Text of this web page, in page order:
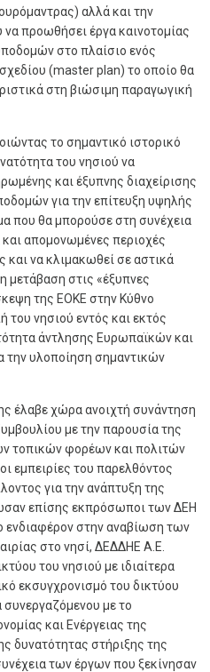
αλλά και την
προωθήσει έργα καινοτομίας
στο πλαίσιο ενός
(master plan) το οποίο θα
στη βιώσιμη παραγωγική
το σημαντικό ιστορικό
του νησιού να
και έξυπνης διαχείρισης
για την επίτευξη υψηλής
που θα μπορούσε στη συνέχεια
απομονωμένες περιοχές
και να κλιμακωθεί σε αστικά
μετάβαση στις «έξυπνες
της ΕΟΚΕ στην Κύθνο
του νησιού εντός και εκτός
άντλησης Ευρωπαϊκών και
την υλοποίηση σημαντικών
έλαβε χώρα ανοιχτή συνάντηση
με την παρουσία της
τοπικών φορέων και πολιτών
εμπειρίες του παρελθόντος
για την ανάπτυξη της
επίσης εκπρόσωποι των ΔΕΗ
ενδιαφέρον στην αναβίωση των
στο νησί, ΔΕΔΔΗΕ Α.Ε.
του νησιού με ιδιαίτερα
εκσυγχρονισμό του δικτύου
συνεργαζόμενου με το
και Ενέργειας της
δυνατότητας στήριξης της
των έργων που ξεκίνησαν